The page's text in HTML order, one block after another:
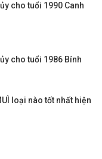
cho tuổi 1990 Canh
cho tuổi 1986 Bính
loại nào tốt nhất hiện